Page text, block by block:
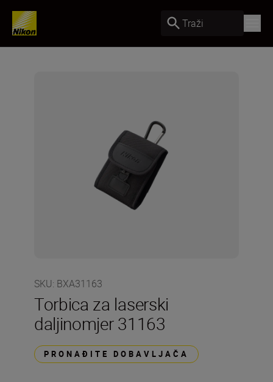
Traži
SKU: BXA31163
Torbica za laserski
daljinomjer 31163
PRONAĐITE DOBAVLJAČA